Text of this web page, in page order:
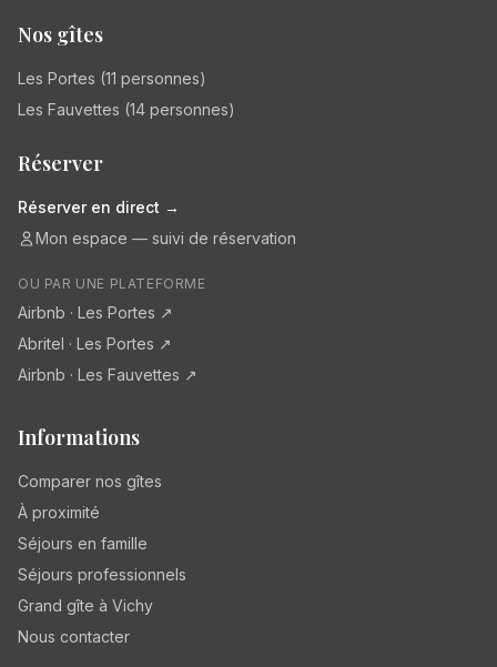
Nos gîtes
Les Portes (11 personnes)
Les Fauvettes (14 personnes)
Réserver
Réserver en direct →
Mon espace — suivi de réservation
OU PAR UNE PLATEFORME
Airbnb · Les Portes ↗
Abritel · Les Portes ↗
Airbnb · Les Fauvettes ↗
Informations
Comparer nos gîtes
À proximité
Séjours en famille
Séjours professionnels
Grand gîte à Vichy
Nous contacter